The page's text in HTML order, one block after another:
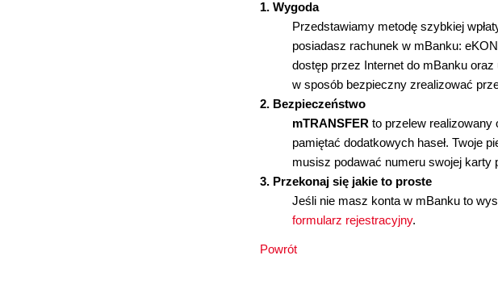
1. Wygoda
Przedstawiamy metodę szybkiej
posiadasz rachunek w mBanku:
dostęp przez Internet do mBanku
w sposób bezpieczny zrealizować
2. Bezpieczeństwo
mTRANSFER to przelew
pamiętać dodatkowych haseł. Twoje
musisz podawać numeru swojej karty
3. Przekonaj się jakie to proste
Jeśli nie masz konta w mBanku to
formularz rejestracyjny.
Powrót